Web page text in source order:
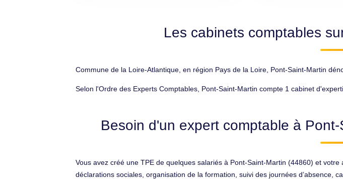
Les cabinets comptables
Commune de la Loire-Atlantique, en région Pays de la Loire, Pont-Saint-Martin
Selon l'Ordre des Experts Comptables, Pont-Saint-Martin compte 1 cabinet
Besoin d'un expert comptable à
Vous avez créé une TPE de quelques salariés à Pont-Saint-Martin (44860) et
déclarations sociales, organisation de la formation, suivi des journées